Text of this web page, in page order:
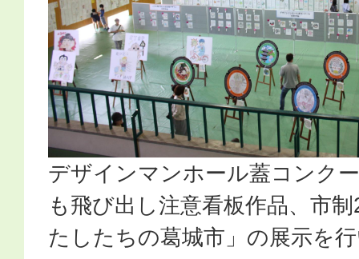
デザインマンホール蓋コンク
も飛び出し注意看板作品、市
たしたちの葛城市」の展示を